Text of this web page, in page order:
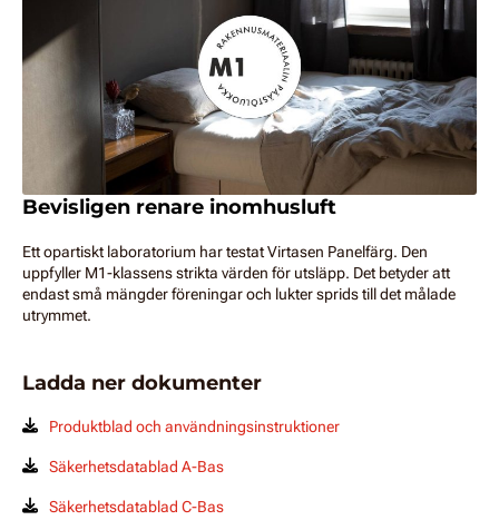
Bevisligen renare inomhusluft
Ett opartiskt laboratorium har testat Virtasen Panelfärg. Den
uppfyller M1-klassens strikta värden för utsläpp. Det betyder att
endast små mängder föreningar och lukter sprids till det målade
utrymmet.
Ladda ner dokumenter
Produktblad och användningsinstruktioner
Säkerhetsdatablad A-Bas
Säkerhetsdatablad C-Bas